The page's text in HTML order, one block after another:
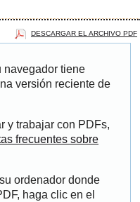
DESCARGAR EL ARCHIVO PDF
navegador tiene
versión reciente de
y trabajar con PDFs,
frecuentes sobre
ordenador donde
haga clic en el